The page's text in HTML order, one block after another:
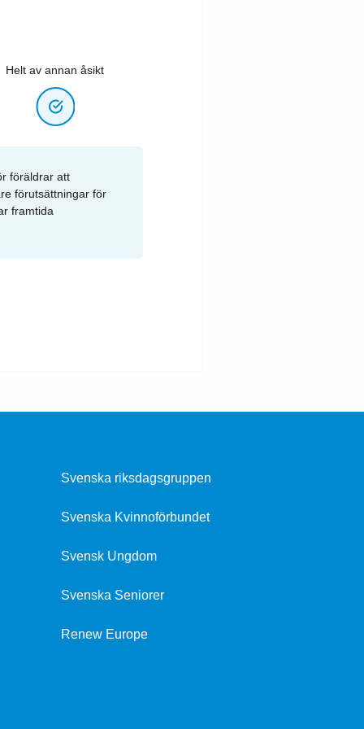
Helt av annan åsikt
föräldrar att
förutsättningar för
framtida
Svenska riksdagsgruppen
Svenska Kvinnoförbundet
Svensk Ungdom
Svenska Seniorer
Renew Europe